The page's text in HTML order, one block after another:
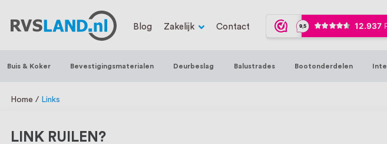
RVS Land is een écht familiebedrijf met bijna 20 jaar
trapleuningen, deurbeslag, ventilatieroosters en
een eigen werkplaats waar we RVS op maat produceren,
staat persoonlijke service bij ons voorop, want we geloven
Blog Zakelijk Contact
Buis & Koker Bevestigingsmaterialen Deurbeslag Balustrades Bootonderdelen
Home Links
LINK RUILEN?